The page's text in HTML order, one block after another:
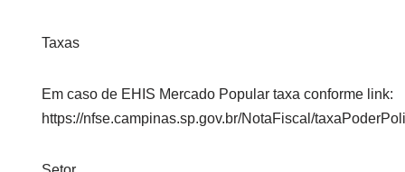
Taxas
Em caso de EHIS Mercado Popular taxa conforme link:
https://nfse.campinas.sp.gov.br/NotaFiscal/